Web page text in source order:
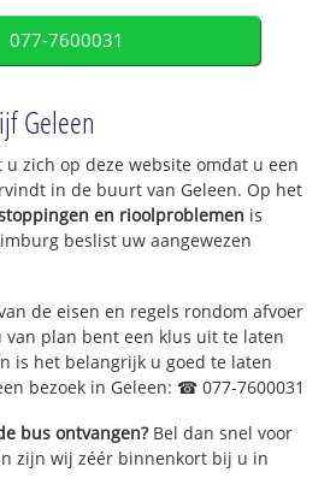
077-7600031
Geleen
zich op deze website omdat u een
in de buurt van Geleen. Op het
en rioolproblemen is
beslist uw aangewezen
de eisen en regels rondom afvoer
van plan bent een klus uit te laten
is het belangrijk u goed te laten
bezoek in Geleen: ☎ 077-7600031
bus ontvangen?Bel dan snel voor
zijn wij zéér binnenkort bij u in